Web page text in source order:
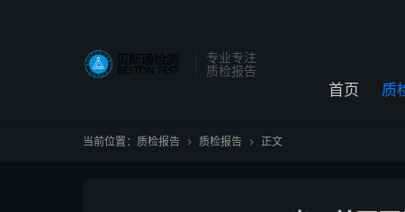
专业专注
质检报告
首页 质
当前位置： 质检报告  质检报告  正文